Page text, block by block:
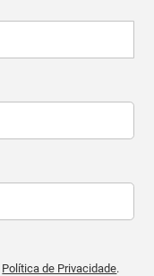
Política de Privacidade.